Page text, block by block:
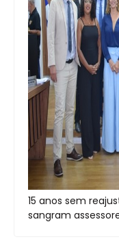
15 anos sem
sangram